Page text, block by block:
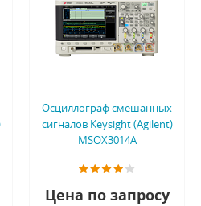
Осциллограф смешанных
сигналов Keysight (Agilent)
MSOX3014A
Цена по запросу